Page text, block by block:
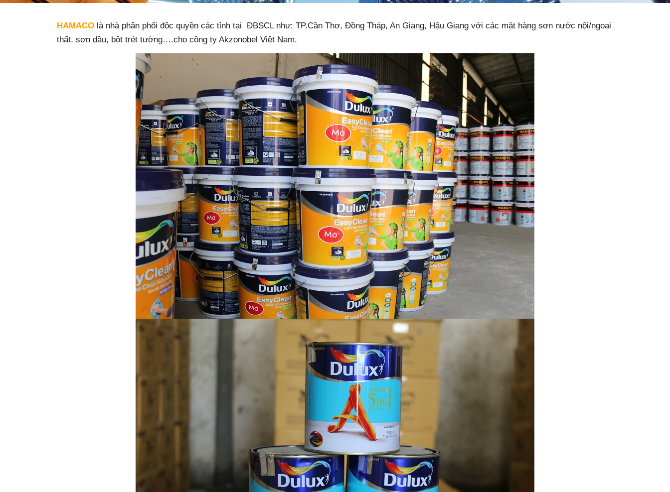
HAMACO là nhà phân phối độc quyền các tỉnh tại ĐBSCL như: TP.Cần Thơ, Đồng Tháp, An Giang, Hậu Giang với các mặt hàng sơn nước nội/ngoại
thất, sơn dầu, bột trét tường….cho công ty Akzonobel Việt Nam.